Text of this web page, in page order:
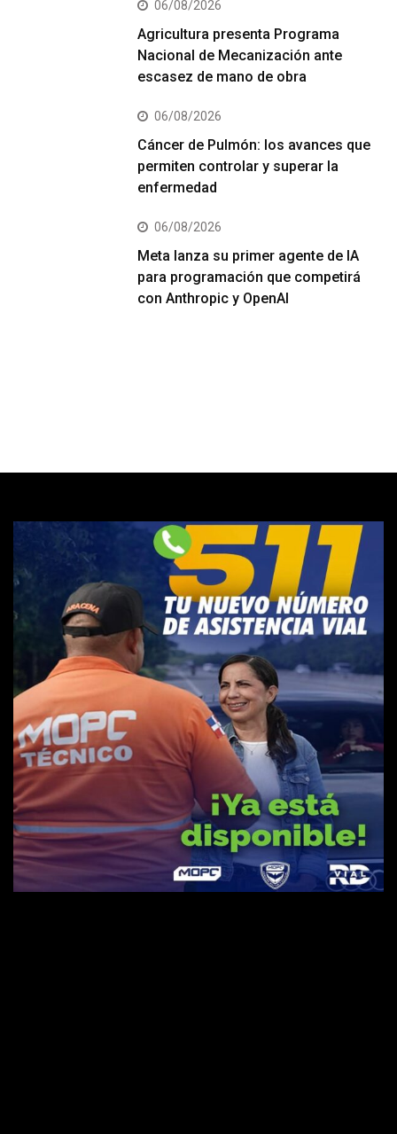
06/08/2026
Agricultura presenta Programa
Nacional de Mecanización ante
escasez de mano de obra
06/08/2026
Cáncer de Pulmón: los avances que
permiten controlar y superar la
enfermedad
06/08/2026
Meta lanza su primer agente de IA
para programación que competirá
con Anthropic y OpenAI